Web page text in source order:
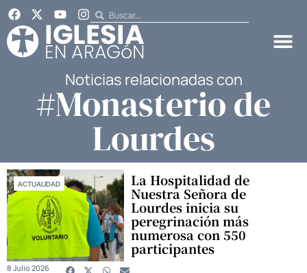
Noticias relacionadas con
#Monasterio de
Lourdes
ACTUALIDAD La Hospitalidad de
Nuestra Señora de
Lourdes inicia su
peregrinación más
numerosa con 550
participantes
8 Julio 2026